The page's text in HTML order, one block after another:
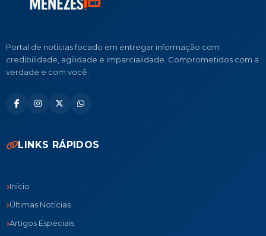
Portal de notícias focado em entregar informação com
credibilidade, agilidade e imparcialidade. Comprometidos com a
verdade e com você.
LINKS RÁPIDOS
Início
Últimas Notícias
Artigos Especiais